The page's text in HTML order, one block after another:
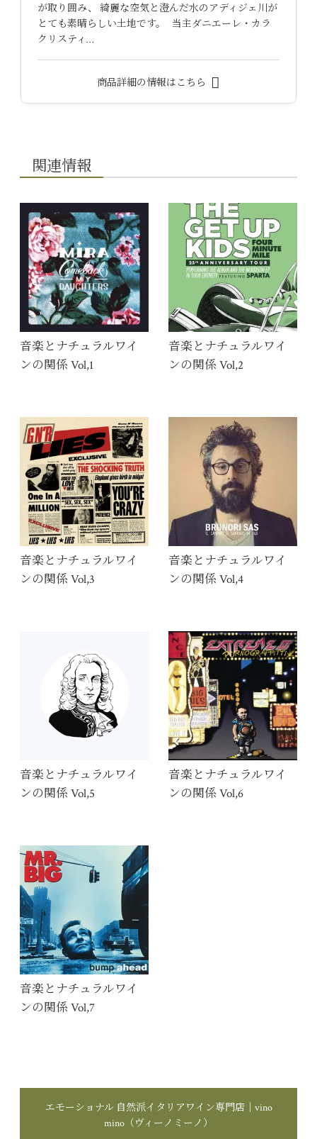
が取り囲み、 綺麗な空気と澄んだ水のアディジェ川が
とても素晴らしい土地です。 当主ダニエーレ・カラ
クリスティ…
商品詳細の情報はこちら
関連情報
音楽とナチュラルワイ
ンの関係 Vol,1
音楽とナチュラルワイ
ンの関係 Vol,2
音楽とナチュラルワイ
ンの関係 Vol,3
音楽とナチュラルワイ
ンの関係 Vol,4
音楽とナチュラルワイ
ンの関係 Vol,5
音楽とナチュラルワイ
ンの関係 Vol,6
音楽とナチュラルワイ
ンの関係 Vol,7
エモーショナル 自然派イタリアワイン専門店｜vino
mino（ヴィーノミーノ）